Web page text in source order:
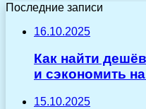
Последние записи
16.10.2025
Как найти
и сэкономить
15.10.2025